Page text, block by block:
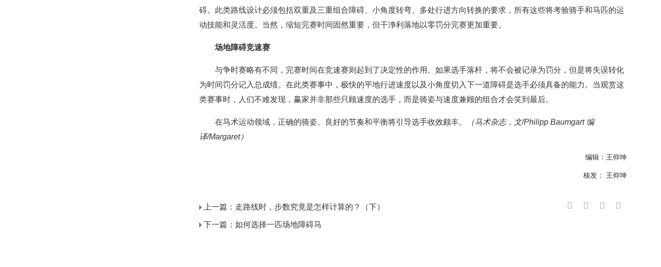
碍。此类路线设计必须包括双重及三重组合障碍、小角度转弯、多处行进方向转换的要求，所有这些将考验骑手和马匹的运
动技能和灵活度。当然，缩短完赛时间固然重要，但干净利落地以零罚分完赛更加重要。
场地障碍竞速赛
与争时赛略有不同，完赛时间在竞速赛则起到了决定性的作用。如果选手落杆，将不会被记录为罚分，但是将失误转化
为时间罚分记入总成绩。在此类赛事中，极快的平地行进速度以及小角度切入下一道障碍是选手必须具备的能力。当观赏这
类赛事时，人们不难发现，赢家并非那些只顾速度的选手，而是骑姿与速度兼顾的组合才会笑到最后。
在马术运动领域，正确的骑姿、良好的节奏和平衡将引导选手收效颇丰。
（马术杂志，文/Philipp Baumgart 编
译/Margaret）
编辑：王仰坤
核发： 王仰坤
上一篇： 走路线时，步数究竟是怎样计算的？（下）
下一篇： 如何选择一匹场地障碍马